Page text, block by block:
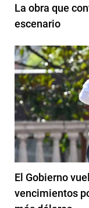
La obra que
escenario
El Gobierno
vencimientos